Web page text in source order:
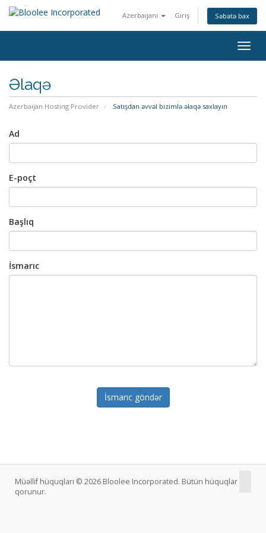
Azerbaijani Giriş Səbətə bax
keçid
Əlaqə
Azerbaijan Hosting Provider Satışdan əvvəl bizimlə əlaqə saxlayın
Ad
E-poçt
Başlıq
İsmarıc
İsmarıc göndər
Müəllif hüquqları © 2026 Bloolee Incorporated. Bütün hüquqlar
qorunur.